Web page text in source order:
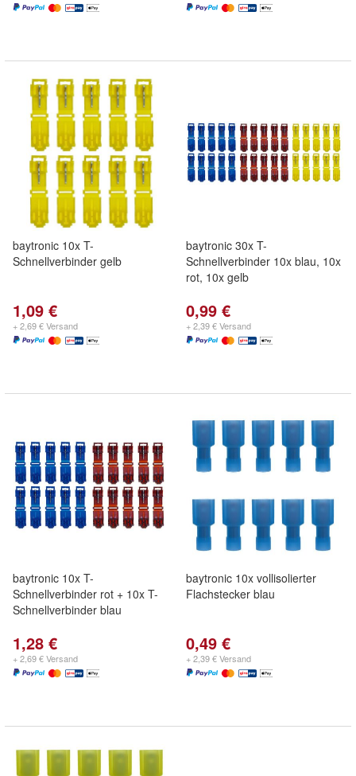
baytronic 10x T-
Schnellverbinder gelb
1,09 €
+ 2,69 € Versand
baytronic 30x T-
Schnellverbinder 10x blau, 10x
rot, 10x gelb
0,99 €
+ 2,39 € Versand
baytronic 10x T-
Schnellverbinder rot + 10x T-
Schnellverbinder blau
1,28 €
+ 2,69 € Versand
baytronic 10x vollisolierter
Flachstecker blau
0,49 €
+ 2,39 € Versand